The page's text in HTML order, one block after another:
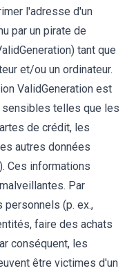
l'adresse d'un
par un pirate de
tant que
et/ou un ordinateur.
ValidGeneration est
telles que les
de crédit, les
autres données
Ces informations
Par
(p. ex.,
faire des achats
conséquent, les
être victimes d'un